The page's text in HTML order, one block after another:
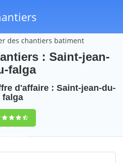
des chantiers batiment
: Saint-jean-
falga
d'affaire : Saint-jean-du-
falga
(100%)52
votes